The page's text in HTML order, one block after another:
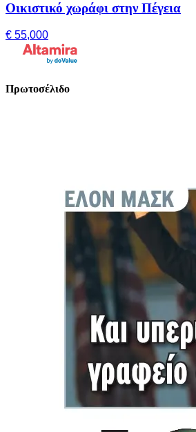
Οικιστικό χωράφι στην Πέγεια
€ 55,000
Πρωτοσέλιδο